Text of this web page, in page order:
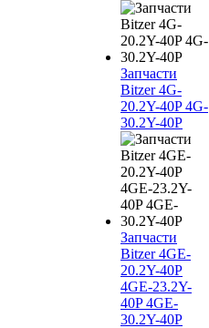
Запчасти
Bitzer 4G-
20.2Y-40P 4G-
30.2Y-40P
Запчасти
Bitzer 4GE-
20.2Y-40P
4GE-23.2Y-
40P 4GE-
30.2Y-40P